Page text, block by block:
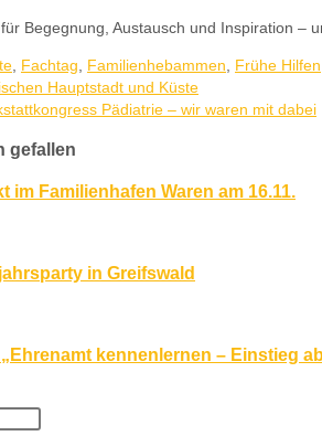
Begegnung, Austausch und Inspiration –
Fachtag Familienhebammen Frühe Hilfen
Hauptstadt und Küste
Pädiatrie – wir waren mit dabei
gefallen
im Familienhafen Waren am 16.11.
in Greifswald
kennenlernen – Einstieg